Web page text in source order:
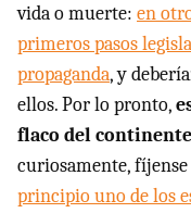
vida o muerte: en
primeros pasos
propaganda, y
ellos. Por lo pronto,
flaco del
curiosamente,
principio uno de los